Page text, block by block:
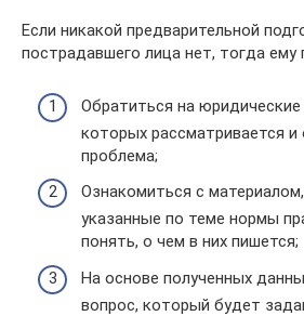
Если никакой предварительной
пострадавшего лица нет, тогда ему
Обратиться на
которых рассматривается
проблема;
Ознакомиться с
указанные по теме нормы
понять, о чем в них пишется;
На основе полученных
вопрос, который будет